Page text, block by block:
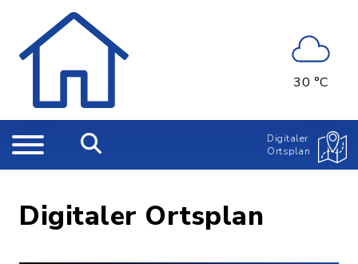
30 °C
Digitaler
Ortsplan
Digitaler Ortsplan